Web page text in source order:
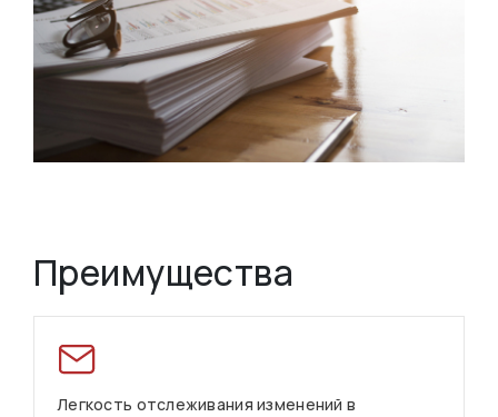
Преимущества
Легкость отслеживания изменений в